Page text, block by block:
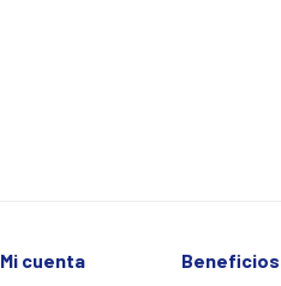
Mi cuenta Beneficios